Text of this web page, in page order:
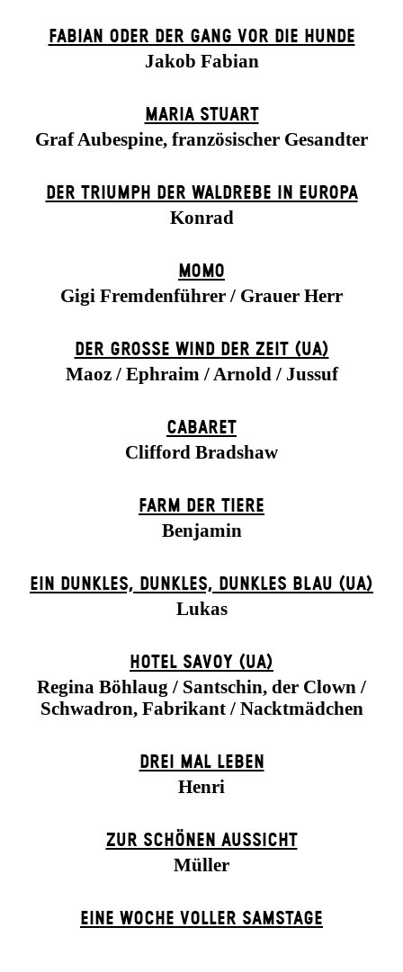
FABIAN ODER DER GANG VOR DIE HUNDE
Jakob Fabian
MARIA STUART
Graf Aubespine, französischer Gesandter
DER TRIUMPH DER WALDREBE IN EUROPA
Konrad
MOMO
Gigi Fremdenführer / Grauer Herr
DER GROSSE WIND DER ZEIT (UA)
Maoz / Ephraim / Arnold / Jussuf
CABARET
Clifford Bradshaw
FARM DER TIERE
Benjamin
EIN DUNK­LES, DUNK­LES, DUNK­LES BLAU (UA)
Lukas
HOTEL SAVOY (UA)
Regina Böhlaug / Santschin, der Clown /
Schwadron, Fabrikant / Nacktmädchen
DREI MAL LEBEN
Henri
ZUR SCHÖNEN AUSSICHT
Müller
EINE WOCHE VOLLER SAMSTAGE